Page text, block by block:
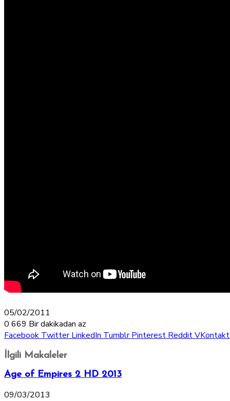
05/02/2011
0 669 Bir dakikadan az
Facebook Twitter LinkedIn Tumblr Pinterest Reddit
İlgili Makaleler
Age of Empires 2 HD 2013
09/03/2013